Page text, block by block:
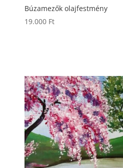
Búzamezők olajfestmény
19.000 Ft